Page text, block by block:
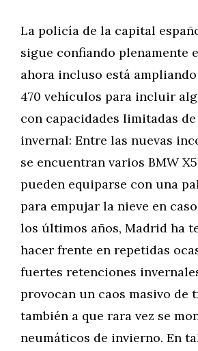
La policía de la capital
sigue confiando plenamente
ahora incluso está
470 vehículos para incluir
con capacidades limitadas
invernal: Entre las nuevas
se encuentran varios BMW
pueden equiparse con una
para empujar la nieve en
los últimos años, Madrid ha
hacer frente en repetidas
fuertes retenciones
provocan un caos masivo de
también a que rara vez se
neumáticos de invierno. En